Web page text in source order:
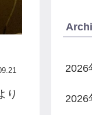
り
2026
2026